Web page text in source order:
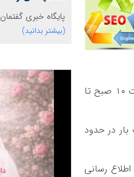
فهیمی گفت: برنامه قطعی برق از امروز ۳۰ دی ماه از ساعت ۱۰ صبح تا
بار در حدود
رسانی
پایگاه خبری
(بیشتر بدانید)